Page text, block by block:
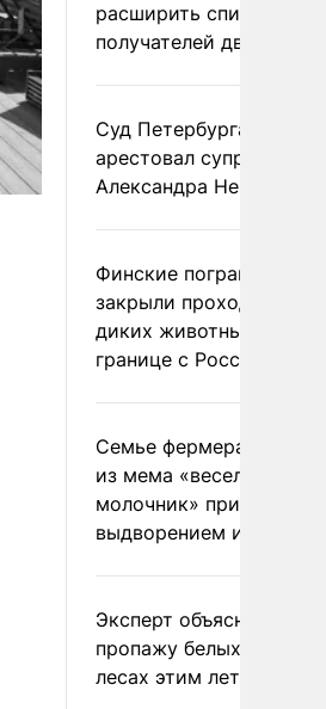
расширить список
получателей двух
Суд Петербурга заочно
арестовал супругу
Александра Невзорова
Финские пограничники
закрыли проходы для
диких животных на
границе с Россией
Семье фермера
из мема «веселый
молочник» пригрозили
выдворением из
Эксперт объяснил
пропажу белых грибов
лесах этим летом